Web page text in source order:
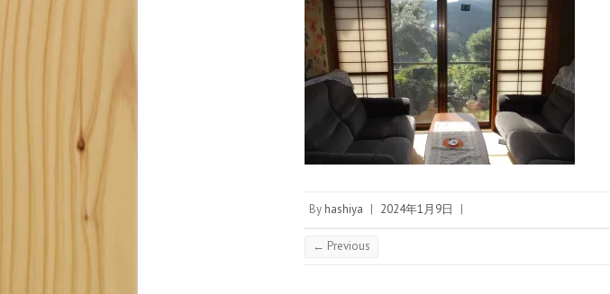
By hashiya | 2024年1月9日 |
← Previous